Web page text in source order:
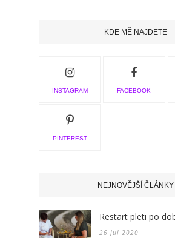
KDE MĚ NAJDETE
INSTAGRAM FACEBOOK
PINTEREST
NEJNOVĚJŠÍ ČLÁNKY
Restart pleti po
26 Jul 2020